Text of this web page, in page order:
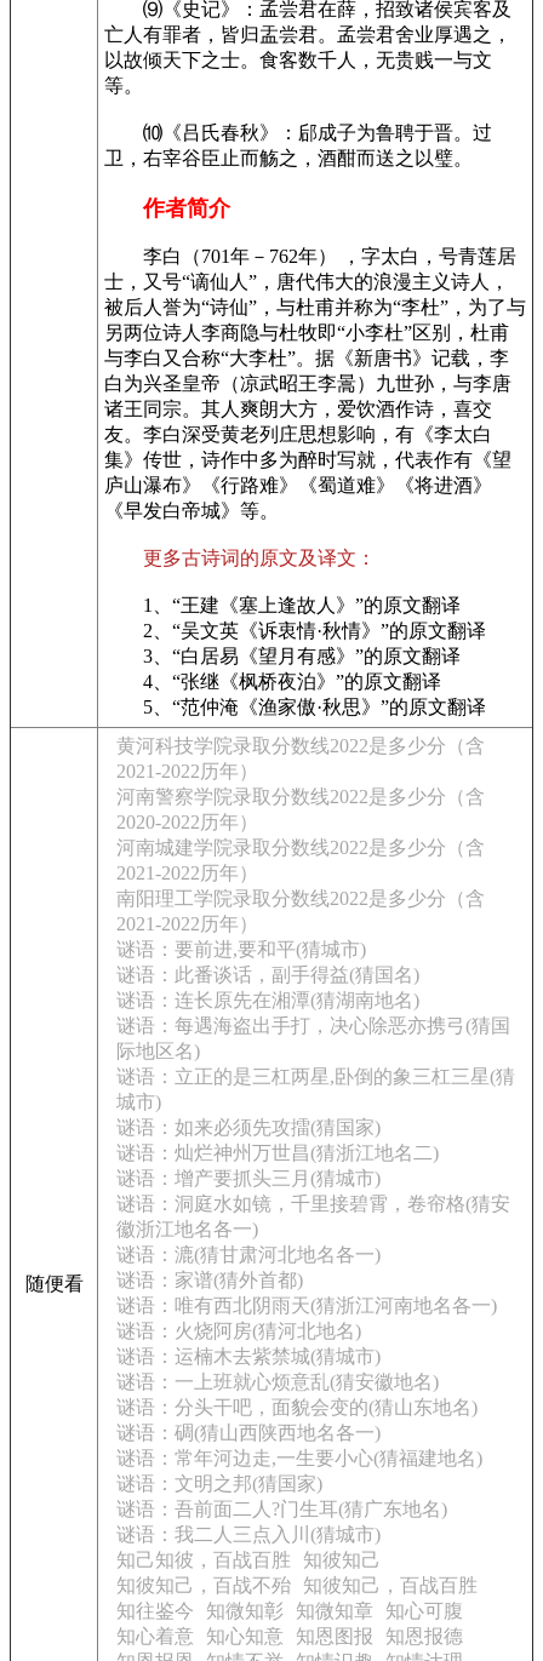
⑼《史记》：孟尝君在薛，招致诸侯宾客及
亡人有罪者，皆归盂尝君。孟尝君舍业厚遇之，
以故倾天下之士。食客数千人，无贵贱一与文
等。
⑽《吕氏春秋》：郈成子为鲁聘于晋。过
卫，右宰谷臣止而觞之，酒酣而送之以璧。
作者简介
李白（701年－762年） ，字太白，号青莲居
士，又号“谪仙人”，唐代伟大的浪漫主义诗人，
被后人誉为“诗仙”，与杜甫并称为“李杜”，为了与
另两位诗人李商隐与杜牧即“小李杜”区别，杜甫
与李白又合称“大李杜”。据《新唐书》记载，李
白为兴圣皇帝（凉武昭王李暠）九世孙，与李唐
诸王同宗。其人爽朗大方，爱饮酒作诗，喜交
友。李白深受黄老列庄思想影响，有《李太白
集》传世，诗作中多为醉时写就，代表作有《望
庐山瀑布》《行路难》《蜀道难》《将进酒》
《早发白帝城》等。
更多古诗词的原文及译文：
1、“王建《塞上逢故人》”的原文翻译
2、“吴文英《诉衷情·秋情》”的原文翻译
3、“白居易《望月有感》”的原文翻译
4、“张继《枫桥夜泊》”的原文翻译
5、“范仲淹《渔家傲·秋思》”的原文翻译
随便看
黄河科技学院录取分数线2022是多少分（含
2021-2022历年）
河南警察学院录取分数线2022是多少分（含
2020-2022历年）
河南城建学院录取分数线2022是多少分（含
2021-2022历年）
南阳理工学院录取分数线2022是多少分（含
2021-2022历年）
谜语：要前进,要和平(猜城市)
谜语：此番谈话，副手得益(猜国名)
谜语：连长原先在湘潭(猜湖南地名)
谜语：每遇海盗出手打，决心除恶亦携弓(猜国
际地区名)
谜语：立正的是三杠两星,卧倒的象三杠三星(猜
城市)
谜语：如来必须先攻擂(猜国家)
谜语：灿烂神州万世昌(猜浙江地名二)
谜语：增产要抓头三月(猜城市)
谜语：洞庭水如镜，千里接碧霄，卷帘格(猜安
徽浙江地名各一)
谜语：漉(猜甘肃河北地名各一)
谜语：家谱(猜外首都)
谜语：唯有西北阴雨天(猜浙江河南地名各一)
谜语：火烧阿房(猜河北地名)
谜语：运楠木去紫禁城(猜城市)
谜语：一上班就心烦意乱(猜安徽地名)
谜语：分头干吧，面貌会变的(猜山东地名)
谜语：碉(猜山西陕西地名各一)
谜语：常年河边走,一生要小心(猜福建地名)
谜语：文明之邦(猜国家)
谜语：吾前面二人?门生耳(猜广东地名)
谜语：我二人三点入川(猜城市)
知己知彼，百战百胜
知彼知己
知彼知己，百战不殆
知彼知己，百战百胜
知往鉴今
知微知彰 知微知章
知心可腹
知心着意
知心知意 知恩图报
知恩报德